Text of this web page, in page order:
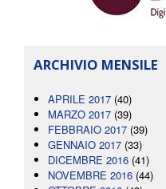
ARCHIVIO MENSILE
APRILE 2017 (40)
MARZO 2017 (39)
FEBBRAIO 2017 (39)
GENNAIO 2017 (33)
DICEMBRE 2016 (41)
NOVEMBRE 2016 (44)